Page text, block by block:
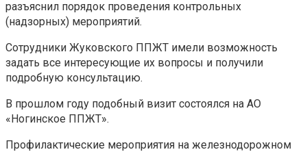
разъяснил порядок проведения контрольных
(надзорных) мероприятий.
Сотрудники Жуковского ППЖТ имели возможность
задать все интересующие их вопросы и получили
подробную консультацию.
В прошлом году подобный визит состоялся на АО
«Ногинское ППЖТ».
Профилактические мероприятия на железнодорожном